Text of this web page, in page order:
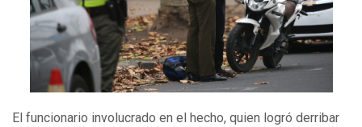
El funcionario involucrado en el hecho, quien logró derribar